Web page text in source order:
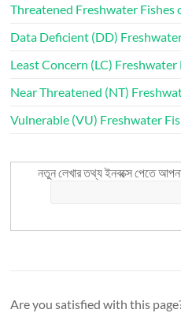
Threatened Freshwater Fishes
Data Deficient (DD)
Least Concern (LC) Freshwater
Near Threatened (NT)
Vulnerable (VU) Freshwater
নতুন লেখার তথ্য ইনবক্সে পেতে
Are you satisfied with this